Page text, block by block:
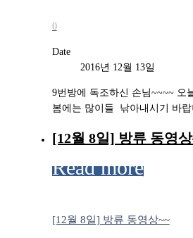
0
Date
2016년 12월 13일
9번방에 독조하신 손님~~~~ 오
봄에는 많이들 ​ 낚아내시기 바
[12월 8일] 방류 동영상
Read more
[12월 8일] 방류 동영상~~